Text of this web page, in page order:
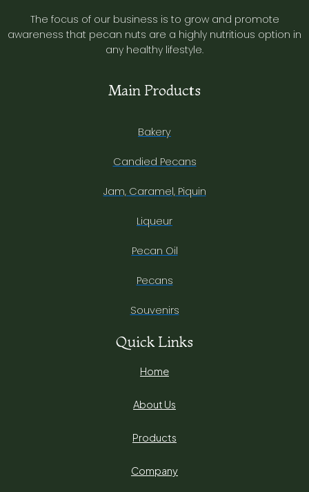
The focus of our business is to grow and promote
awareness that pecan nuts are a highly nutritious option in
any healthy lifestyle.
Main Products
Bakery
Candied Pecans
Jam, Caramel, Piquin
Liqueur
Pecan Oil
Pecans
Souvenirs
Quick Links
Home
About Us
Products
Company